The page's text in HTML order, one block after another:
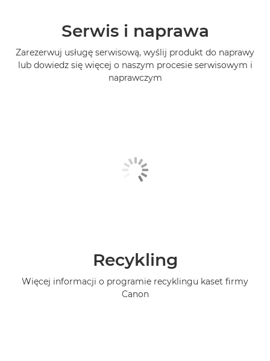
Serwis i naprawa
Zarezerwuj usługę serwisową, wyślij produkt do naprawy
lub dowiedz się więcej o naszym procesie serwisowym i
naprawczym
Recykling
Więcej informacji o programie recyklingu kaset firmy
Canon